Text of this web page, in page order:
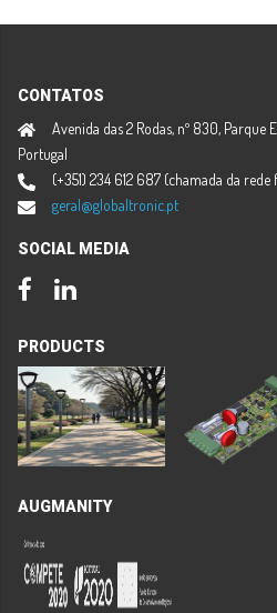
CONTATOS
Avenida das 2 Rodas, nº 830, Parque
Portugal
(+351) 234 612 687 (chamada da
geral@globaltronic.pt
SOCIAL MEDIA
Facebook
PRODUCTS
AUGMANITY